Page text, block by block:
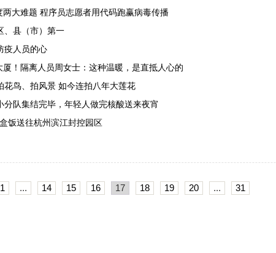
大难题 程序员志愿者用代码跑赢病毒传播
、县（市）第一
疫人员的心
！隔离人员周女士：这种温暖，是直抵人心的
花鸟、拍风景 如今连拍八年大莲花
队集结完毕，年轻人做完核酸送来夜宵
饭送往杭州滨江封控园区
1 ... 14 15 16 17 18 19 20 ... 31